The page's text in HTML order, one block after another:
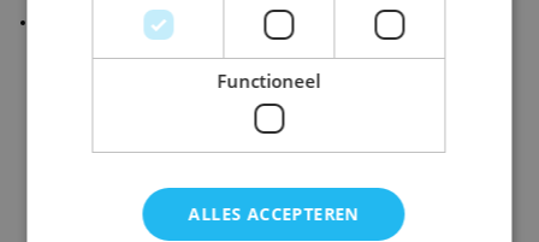
Beide partners beëindigen wettelijk samenwonen in
Jij of je partner vult het aanvraagformulier in.
De andere persoon ontvangt een e-mail om het
We controleren de aanvraag.
Op afspraak
Functioneel
ALLES ACCEPTEREN